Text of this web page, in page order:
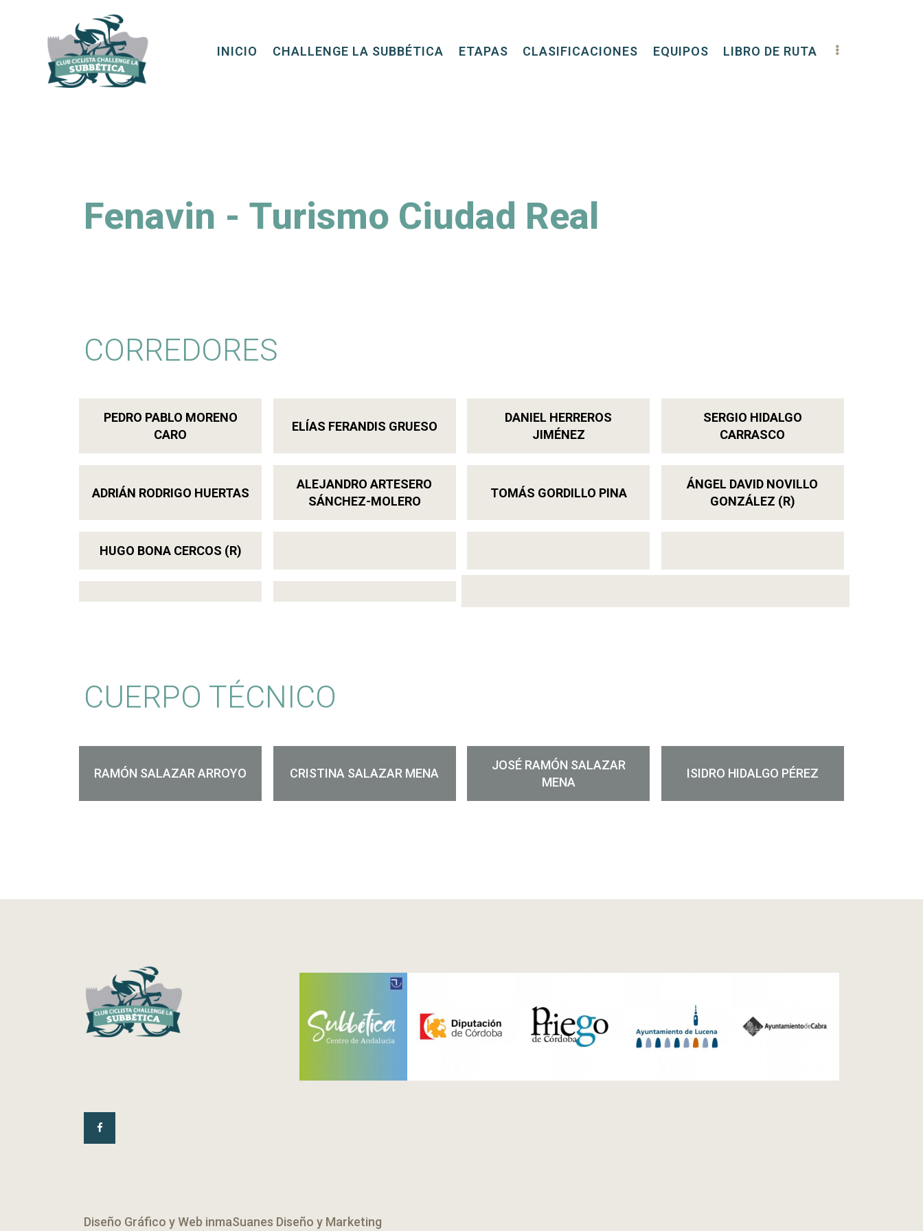
INICIO CHALLENGE LA SUBBÉTICA ETAPAS CLASIFICACIONES EQUIPOS LIBRO DE RUTA
Fenavin - Turismo Ciudad Real
CORREDORES
PEDRO PABLO MORENO
CARO
ELÍAS FERANDIS GRUESO
DANIEL HERREROS
JIMÉNEZ
SERGIO HIDALGO
CARRASCO
ADRIÁN RODRIGO HUERTAS
ALEJANDRO ARTESERO
SÁNCHEZ-MOLERO
TOMÁS GORDILLO PINA
ÁNGEL DAVID NOVILLO
GONZÁLEZ (R)
HUGO BONA CERCOS (R)
CUERPO TÉCNICO
RAMÓN SALAZAR ARROYO CRISTINA SALAZAR MENA
JOSÉ RAMÓN SALAZAR
MENA
ISIDRO HIDALGO PÉREZ
Diseño Gráfico y Web inmaSuanes Diseño y Marketing